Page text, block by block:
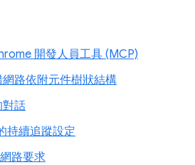
開發人員工具 (MCP)
路依附元件樹狀結構
對話
持續追蹤設定
路要求